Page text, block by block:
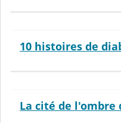
10 histoires de
La cité de l'ombre